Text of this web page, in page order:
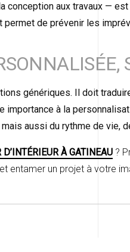
conception aux travaux —
permet de prévenir les
génériques. Il doit
importance à la
aussi du rythme de vie,
D’INTÉRIEUR À GATINEAU ?
entamer un projet à votre